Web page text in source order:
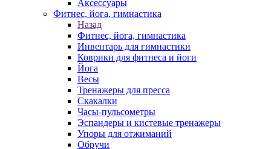
Аксессуары
Фитнес, йога, гимнастика
Назад
Фитнес, йога, гимнастика
Инвентарь для гимнастики
Коврики для фитнеса и йоги
Йога
Весы
Тренажеры для пресса
Скакалки
Часы-пульсометры
Эспандеры и кистевые тренажеры
Упоры для отжиманий
Обручи